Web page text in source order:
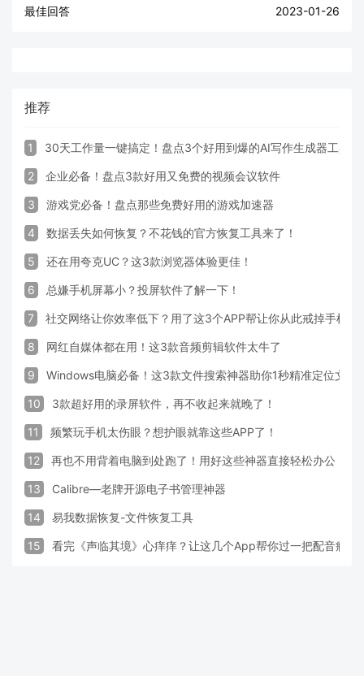
最佳回答 2023-01-26
推荐
1 30天工作量一键搞定！盘点3个好用到爆的AI写作生成器工具
2 企业必备！盘点3款好用又免费的视频会议软件
3 游戏党必备！盘点那些免费好用的游戏加速器
4 数据丢失如何恢复？不花钱的官方恢复工具来了！
5 还在用夸克UC？这3款浏览器体验更佳！
6 总嫌手机屏幕小？投屏软件了解一下！
7 社交网络让你效率低下？用了这3个APP帮让你从此戒掉手机！
8 网红自媒体都在用！这3款音频剪辑软件太牛了
9 Windows电脑必备！这3款文件搜索神器助你1秒精准定位文件
10 3款超好用的录屏软件，再不收起来就晚了！
11 频繁玩手机太伤眼？想护眼就靠这些APP了！
12 再也不用背着电脑到处跑了！用好这些神器直接轻松办公
13 Calibre—老牌开源电子书管理神器
14 易我数据恢复-文件恢复工具
15 看完《声临其境》心痒痒？让这几个App帮你过一把配音瘾